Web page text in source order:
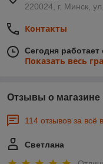
220024, г. Минск,
Контакты
Сегодня работает
Показать весь
Отзывы о магазине
114 отзывов за всё
Светлана